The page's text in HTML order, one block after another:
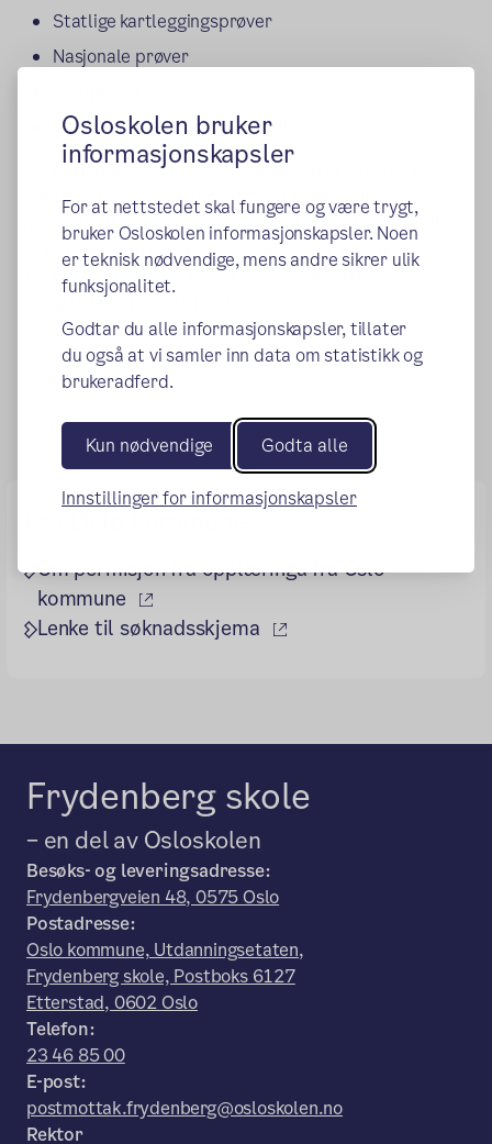
Osloskolen bruker
informasjonskapsler
For at nettstedet skal fungere og være trygt,
bruker Osloskolen informasjonskapsler. Noen
er teknisk nødvendige, mens andre sikrer ulik
funksjonalitet.
Godtar du alle informasjonskapsler, tillater
du også at vi samler inn data om statistikk og
brukeradferd.
Kun nødvendige Godta alle
Innstillinger for informasjonskapsler
Statlige kartleggingsprøver
Nasjonale prøver
Eksamener, muntlig og skriftlig
Det kan innvilges permisjon når eleven er tatt ut til å
delta ved idrettslig eller kulturell konkurranse/stevne på
nasjonalt eller internasjonalt nivå. Det skal normalt ikke
gis permisjon til treningssamlinger eller lignende.
Det kan ta opptil to uker før permisjonssøknaden er
ferdig behandlet. Søk i god tid!
Publisert:07.04.2015
Fra Oslo kommune
Om permisjon fra opplæringa fra Oslo
kommune
(ekstern lenke)
Lenke til søknadsskjema
(ekstern lenke)
Frydenberg skole
– en del av Osloskolen
Besøks- og leveringsadresse:
Frydenbergveien 48, 0575 Oslo
Postadresse:
Oslo kommune, Utdanningsetaten,
Frydenberg skole, Postboks 6127
Etterstad, 0602 Oslo
Telefon:
23 46 85 00
E-post:
postmottak.frydenberg@osloskolen.no
Rektor